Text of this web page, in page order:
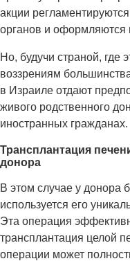
акции
органов и оформляются
Но, будучи страной, где
воззрениям
в Израиле отдают
живого родственного
иностранных гражданах.
Трансплантация
донора
В этом случае у донора
используется его
Эта операция
трансплантация целой
операции может